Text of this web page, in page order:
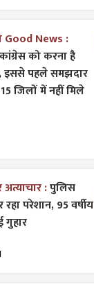
Good News :
को करना है
इससे पहले समझदार
जिलों में नहीं मिले
:पुलिस
परेशान, 95 वर्षीय
गुहार